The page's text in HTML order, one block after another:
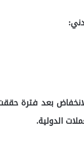
للانخفاض بعد فترة
الدولية.